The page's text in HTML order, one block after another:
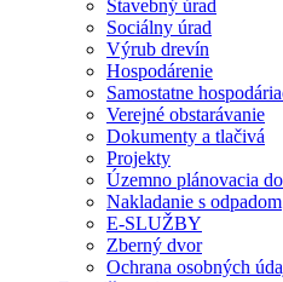
Stavebný úrad
Sociálny úrad
Výrub drevín
Hospodárenie
Samostatne
Verejné obstarávanie
Dokumenty a tlačivá
Projekty
Územno plánovacia
Nakladanie s odpadom
E-SLUŽBY
Zberný dvor
Ochrana osobných